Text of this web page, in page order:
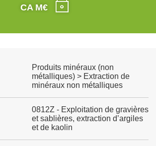
CA M€
Produits minéraux (non
métalliques) > Extraction de
minéraux non métalliques
0812Z - Exploitation de gravières
et sablières, extraction d’argiles
et de kaolin